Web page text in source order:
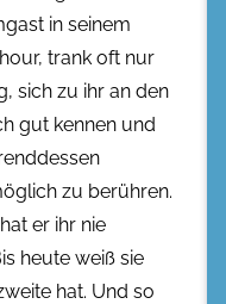
in seinem
trank oft nur
sich zu ihr an den
gut kennen und
zu berühren.
er ihr nie
heute weiß sie
hat. Und so